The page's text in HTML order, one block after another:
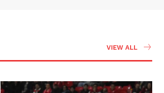
VIEW ALL